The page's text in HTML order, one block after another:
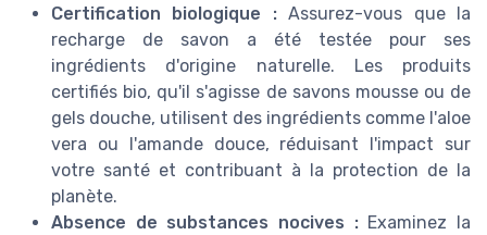
Certification biologique :Assurez-vous que la
recharge de savon a été testée pour ses
ingrédients d'origine naturelle. Les produits
certifiés bio, qu'il s'agisse de savons mousse ou de
gels douche, utilisent des ingrédients comme l'aloe
vera ou l'amande douce, réduisant l'impact sur
votre santé et contribuant à la protection de la
planète.
Absence de substances nocives :Examinez la